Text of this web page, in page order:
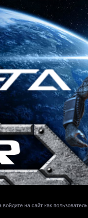
на сайт как пользователь.